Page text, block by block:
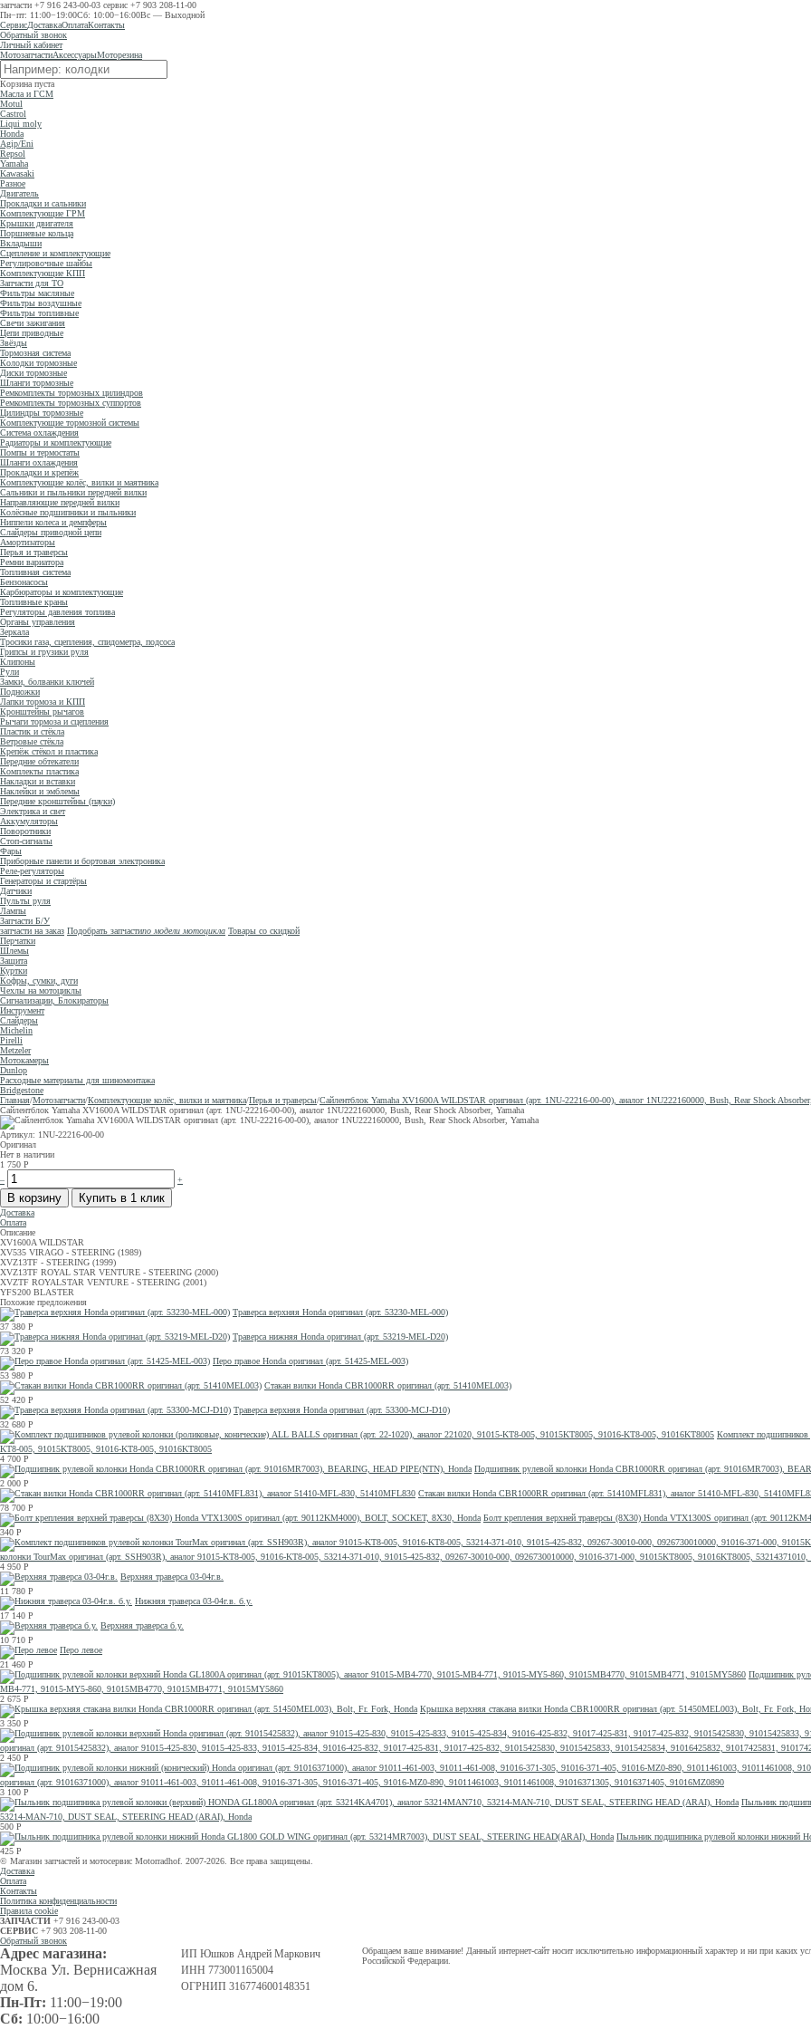
запчасти +7 916 243-00-03 сервис +7 903 208-11-00
Пн−пт: 11:00−19:00Сб: 10:00−16:00Вс — Выходной
СервисДоставкаОплатаКонтакты
Обратный звонок
Личный кабинет
МотозапчастиАксессуарыМоторезина
Корзина пуста
Масла и ГСМ
Motul
Castrol
Liqui moly
Honda
Agip/Eni
Repsol
Yamaha
Kawasaki
Разное
Двигатель
Прокладки и сальники
Комплектующие ГРМ
Крышки двигателя
Поршневые кольца
Вкладыши
Сцепление и комплектующие
Регулировочные шайбы
Комплектующие КПП
Запчасти для ТО
Фильтры масляные
Фильтры воздушные
Фильтры топливные
Свечи зажигания
Цепи приводные
Звёзды
Тормозная система
Колодки тормозные
Диски тормозные
Шланги тормозные
Ремкомплекты тормозных цилиндров
Ремкомплекты тормозных суппортов
Цилиндры тормозные
Комплектующие тормозной системы
Система охлаждения
Радиаторы и комплектующие
Помпы и термостаты
Шланги охлаждения
Прокладки и крепёж
Комплектующие колёс, вилки и маятника
Сальники и пыльники передней вилки
Направляющие передней вилки
Колёсные подшипники и пыльники
Ниппели колеса и демпферы
Слайдеры приводной цепи
Амортизаторы
Перья и траверсы
Ремни вариатора
Топливная система
Бензонасосы
Карбюраторы и комплектующие
Топливные краны
Регуляторы давления топлива
Органы управления
Зеркала
Тросики газа, сцепления, спидометра, подсоса
Грипсы и грузики руля
Клипоны
Рули
Замки, болванки ключей
Подножки
Лапки тормоза и КПП
Кронштейны рычагов
Рычаги тормоза и сцепления
Пластик и стёкла
Ветровые стёкла
Крепёж стёкол и пластика
Передние обтекатели
Комплекты пластика
Накладки и вставки
Наклейки и эмблемы
Передние кронштейны (пауки)
Электрика и свет
Аккумуляторы
Поворотники
Стоп-сигналы
Фары
Приборные панели и бортовая электроника
Реле-регуляторы
Генераторы и стартёры
Датчики
Пульты руля
Лампы
Запчасти Б/У
запчасти на заказ Подобрать запчастипо модели мотоцикла Товары со скидкой
Перчатки
Шлемы
Защита
Куртки
Кофры, сумки, дуги
Чехлы на мотоциклы
Сигнализации, Блокираторы
Инструмент
Слайдеры
Michelin
Pirelli
Metzeler
Мотокамеры
Dunlop
Расходные материалы для шиномонтажа
Bridgestone
Главная/Мотозапчасти/Комплектующие колёс, вилки и маятника/Перья и траверсы/Сайлентблок Yamaha XV1600A WILDSTAR оригинал (арт. 1NU-22216-00-00), аналог 1NU222160000, Bush, Rear Shock
Сайлентблок Yamaha XV1600A WILDSTAR оригинал (арт. 1NU-22216-00-00), аналог 1NU222160000, Bush, Rear Shock Absorber, Yamaha
Артикул: 1NU-22216-00-00
Оригинал
Нет в наличии
1 750 Р
–
+
Доставка
Оплата
Описание
XV1600A WILDSTAR
XV535 VIRAGO - STEERING (1989)
XVZ13TF - STEERING (1999)
XVZ13TF ROYAL STAR VENTURE - STEERING (2000)
XVZTF ROYALSTAR VENTURE - STEERING (2001)
YFS200 BLASTER
Похожие предложения
Траверса верхняя Honda оригинал (арт. 53230-MEL-000)
37 380 Р
Траверса нижняя Honda оригинал (арт. 53219-MEL-D20)
73 320 Р
Перо правое Honda оригинал (арт. 51425-MEL-003)
53 980 Р
Стакан вилки Honda CBR1000RR оригинал (арт. 51410MEL003)
52 420 Р
Траверса верхняя Honda оригинал (арт. 53300-MCJ-D10)
32 680 Р
Комплект подшипников
KT8-005, 91015KT8005, 91016-KT8-005, 91016KT8005
4 700 Р
Подшипник рулевой колонки Honda CBR1000RR оригинал (арт. 91016MR7003),
2 000 Р
Стакан вилки Honda CBR1000RR оригинал (арт. 51410MFL831), аналог 51410-MFL-830,
78 700 Р
Болт крепления верхней траверсы (8Х30) Honda VTX1300S оригинал (арт.
340 Р
колонки TourMax оригинал (арт. SSH903R), аналог 91015-KT8-005, 91016-KT8-005, 53214-371-010, 91015-425-832, 09267-30010-000, 0926730010000, 91016-371-000, 91015KT8005, 91016KT8005,
4 950 Р
Верхняя траверса 03-04г.в.
11 780 Р
Нижняя траверса 03-04г.в. б.у.
17 140 Р
Верхняя траверса б.у.
10 710 Р
Перо левое
21 460 Р
Подшипник
MB4-771, 91015-MY5-860, 91015MB4770, 91015MB4771, 91015MY5860
2 675 Р
Крышка верхняя стакана вилки Honda CBR1000RR оригинал (арт. 51450MEL003), Bolt, Fr. Fork,
3 350 Р
оригинал (арт. 91015425832), аналог 91015-425-830, 91015-425-833, 91015-425-834, 91016-425-832, 91017-425-831, 91017-425-832, 91015425830, 91015425833, 91015425834, 91016425832, 91017425831,
2 450 Р
оригинал (арт. 91016371000), аналог 91011-461-003, 91011-461-008, 91016-371-305, 91016-371-405, 91016-MZ0-890, 91011461003, 91011461008, 91016371305, 91016371405, 91016MZ0890
3 100 Р
Пыльник
53214-MAN-710, DUST SEAL, STEERING HEAD (ARAI), Honda
500 Р
Пыльник подшипника рулевой колонки нижний
425 Р
© Магазин запчастей и мотосервис Motorradhof. 2007-2026. Все права защищены.
Доставка
Оплата
Контакты
Политика конфиденциальности
Правила cookie
ЗАПЧАСТИ +7 916 243-00-03
СЕРВИС +7 903 208-11-00
Обратный звонок
Адрес магазина:
Москва Ул. Вернисажная
дом 6.
Пн-Пт: 11:00−19:00
Сб: 10:00−16:00
ИП Юшков Андрей Маркович
ИНН 773001165004
ОГРНИП 316774600148351
Обращаем ваше внимание! Данный интернет-сайт носит исключительно информационный характер и ни при каких
Российской Федерации.